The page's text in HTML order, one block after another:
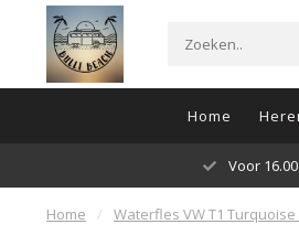
Home
Voor
Home / Waterfles VW T1